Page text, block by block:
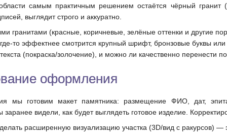
самым практичным решением остаётся чёрный гранит
выглядит строго и аккуратно.
гранитами (красные, коричневые, зелёные оттенки и другие
где-то эффектнее смотрится крупный шрифт, бронзовые буквы
(покраска/золочение), и можно ли качественно перенести
оформления
мы готовим макет памятника: размещение ФИО, дат,
видели, как будет выглядеть готовое изделие.
расширенную визуализацию участка (3D/вид с ракурсов) —